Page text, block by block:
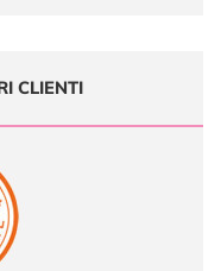
CLIENTI